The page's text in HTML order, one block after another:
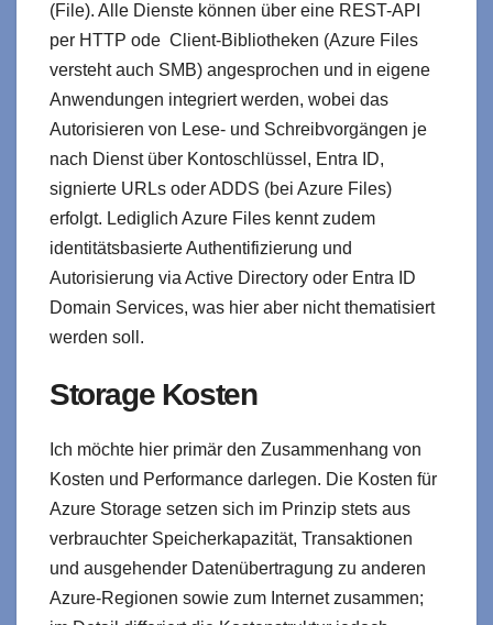
(File). Alle Dienste können über eine REST-API
per HTTP ode Client-Bibliotheken (Azure Files
versteht auch SMB) angesprochen und in eigene
Anwendungen integriert werden, wobei das
Autorisieren von Lese- und Schreibvorgängen je
nach Dienst über Kontoschlüssel, Entra ID,
signierte URLs oder ADDS (bei Azure Files)
erfolgt. Lediglich Azure Files kennt zudem
identitätsbasierte Authentifizierung und
Autorisierung via Active Directory oder Entra ID
Domain Services, was hier aber nicht thematisiert
werden soll.
Storage Kosten
Ich möchte hier primär den Zusammenhang von
Kosten und Performance darlegen. Die Kosten für
Azure Storage setzen sich im Prinzip stets aus
verbrauchter Speicherkapazität, Transaktionen
und ausgehender Datenübertragung zu anderen
Azure-Regionen sowie zum Internet zusammen;